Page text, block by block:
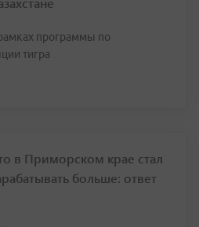
программы по
тигра
в Приморском крае стал
больше: ответ